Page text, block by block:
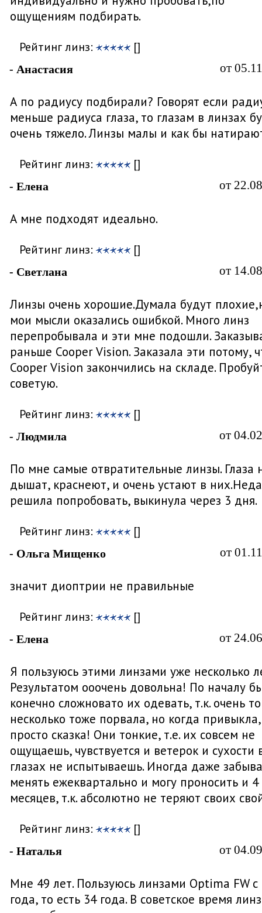
ощущениям подбирать.
Рейтинг линз: []
- Анастасия от
А по радиусу подбирали? Говорят если
меньше радиуса глаза, то глазам в линзах
очень тяжело. Линзы малы и как бы
Рейтинг линз: []
- Елена от
А мне подходят идеально.
Рейтинг линз: []
- Светлана от
Линзы очень хорошие.Думала будут
мои мысли оказались ошибкой. Много линз
перепробывала и эти мне подошли.
раньше Cooper Vision. Заказала эти потому,
Cooper Vision закончились на складе.
советую.
Рейтинг линз: []
- Людмила от
По мне самые отвратительные линзы. Глаза
дышат, краснеют, и очень устают в
решила попробовать, выкинула через 3 дня.
Рейтинг линз: []
- Ольга Мищенко от
значит диоптрии не правильные
Рейтинг линз: []
- Елена от
Я пользуюсь этими линзами уже несколько
Результатом ооочень довольна! По началу
конечно сложновато их одевать, т.к. очень
несколько тоже порвала, но когда привыкла,
просто сказка! Они тонкие, т.е. их совсем не
ощущаешь, чувствуется и ветерок и сухости
глазах не испытываешь. Иногда даже
менять ежеквартально и могу проносить и
месяцев, т.к. абсолютно не теряют своих
Рейтинг линз: []
- Наталья от
Мне 49 лет. Пользуюсь линзами Optima FW с
года, то есть 34 года. В советское время